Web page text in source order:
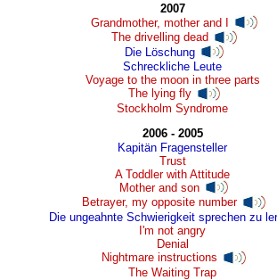
2007
Grandmother, mother and I
The drivelling dead
Die Löschung
Schreckliche Leute
Voyage to the moon in three parts
The lying fly
Stockholm Syndrome
2006 - 2005
Kapitän Fragensteller
Trust
A Toddler with Attitude
Mother and son
Betrayer, my opposite number
Die ungeahnte Schwierigkeit sprechen zu
I'm not angry
Denial
Nightmare instructions
The Waiting Trap